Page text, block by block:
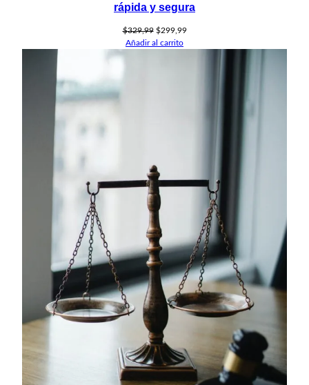
rápida y segura
$329,99 El
precio
$299,99El
Añadir al carrito